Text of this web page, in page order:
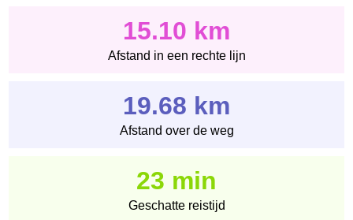
15.10 km
Afstand in een rechte lijn
19.68 km
Afstand over de weg
23 min
Geschatte reistijd